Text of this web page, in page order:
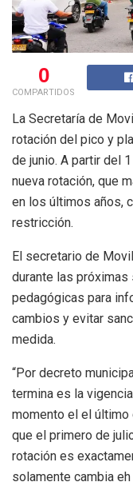
0
COMPARTIDOS
La Secretaría de
rotación del pico y
de junio. A partir del
nueva rotación, que
en los últimos años,
restricción.
El secretario de
durante las próximas
pedagógicas para
cambios y evitar
medida.
“Por decreto
termina es la
momento el el
que el primero de
rotación es
solamente cambia